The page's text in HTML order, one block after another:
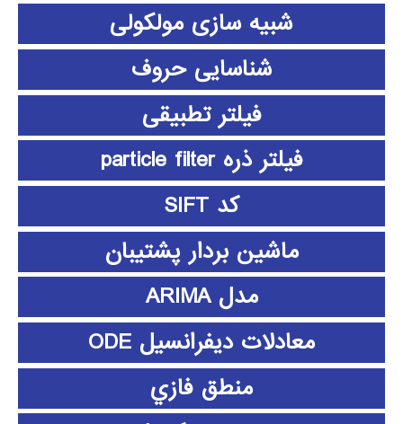
شبیه سازی مولکولی
شناسایی حروف
فیلتر تطبیقی
فیلتر ذره particle filter
کد SIFT
ماشین بردار پشتیبان
مدل ARIMA
معادلات دیفرانسیل ODE
منطق فازي